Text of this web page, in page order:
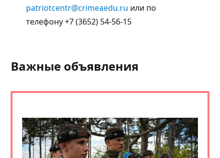
patriotcentr@crimeaedu.ru или по
телефону +7 (3652) 54-56-15
Важные объявления